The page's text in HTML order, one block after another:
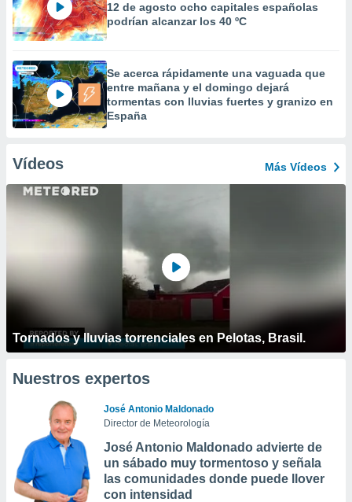
12 de agosto ocho capitales españolas
podrían alcanzar los 40 ºC
Se acerca rápidamente una vaguada que
entre mañana y el domingo dejará
tormentas con lluvias fuertes y granizo en
España
Vídeos Más Vídeos
Tornados y lluvias torrenciales en Pelotas, Brasil.
Nuestros expertos
José Antonio Maldonado
Director de Meteorología
José Antonio Maldonado advierte de
un sábado muy tormentoso y señala
las comunidades donde puede llover
con intensidad